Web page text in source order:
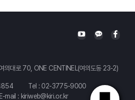
의대로 70, ONE CENTINEL(여의도동 23-2)
Tel : 02-3775-9000
E-mail : kiriweb@kiri.or.kr